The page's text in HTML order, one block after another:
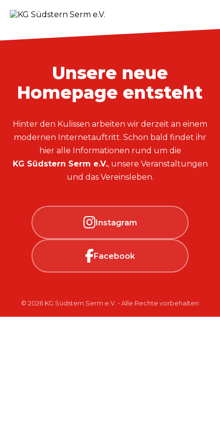
Unsere neue
Homepage entsteht
Hinter den Kulissen arbeiten wir derzeit an einem
modernen Internetauftritt. Schon bald findet ihr
hier alle Informationen rund um die
KG Südstern Serm e.V., unsere Veranstaltungen
und das Vereinsleben.
Instagram
Facebook
© 2026 KG Südstern Serm e.V. • Alle Rechte vorbehalten